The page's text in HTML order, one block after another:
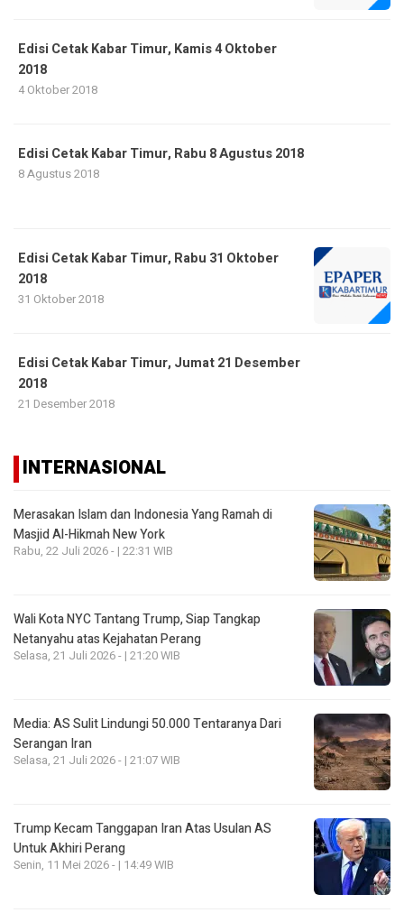
Edisi Cetak Kabar Timur, Kamis 4 Oktober
2018
4 Oktober 2018
Edisi Cetak Kabar Timur, Rabu 8 Agustus 2018
8 Agustus 2018
Edisi Cetak Kabar Timur, Rabu 31 Oktober
2018
31 Oktober 2018
Edisi Cetak Kabar Timur, Jumat 21 Desember
2018
21 Desember 2018
INTERNASIONAL
Merasakan Islam dan Indonesia Yang Ramah di
Masjid Al-Hikmah New York
Rabu, 22 Juli 2026 - | 22:31 WIB
Wali Kota NYC Tantang Trump, Siap Tangkap
Netanyahu atas Kejahatan Perang
Selasa, 21 Juli 2026 - | 21:20 WIB
Media: AS Sulit Lindungi 50.000 Tentaranya Dari
Serangan Iran
Selasa, 21 Juli 2026 - | 21:07 WIB
Trump Kecam Tanggapan Iran Atas Usulan AS
Untuk Akhiri Perang
Senin, 11 Mei 2026 - | 14:49 WIB